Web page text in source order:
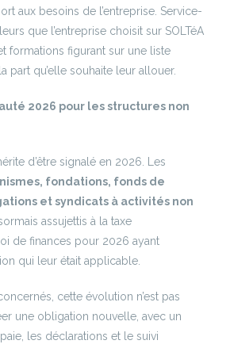
aux besoins de l’entreprise. Service-
que l’entreprise choisit sur SOLTéA
formations figurant sur une liste
part qu’elle souhaite leur allouer.
2026 pour les structures non
d’être signalé en 2026. Les
fondations, fonds de
et syndicats à activités non
assujettis à la taxe
de finances pour 2026 ayant
qui leur était applicable.
cette évolution n’est pas
une obligation nouvelle, avec un
les déclarations et le suivi